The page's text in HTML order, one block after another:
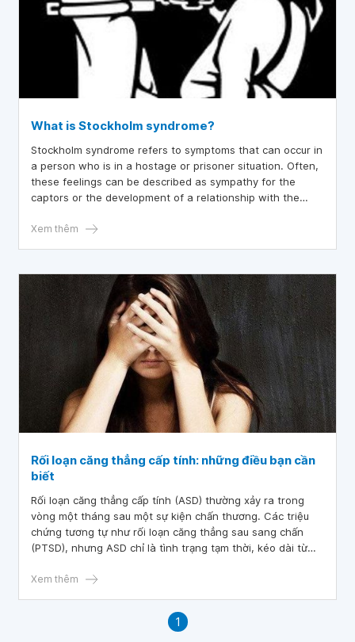
What is Stockholm syndrome?
Stockholm syndrome refers to symptoms that can occur in
a person who is in a hostage or prisoner situation. Often,
these feelings can be described as sympathy for the
captors or the development of a relationship with the
Xem thêm
Rối loạn căng thẳng cấp tính: những điều bạn cần
biết
Rối loạn căng thẳng cấp tính (ASD) thường xảy ra trong
vòng một tháng sau một sự kiện chấn thương. Các triệu
chứng tương tự như rối loạn căng thẳng sau sang chấn
(PTSD), nhưng ASD chỉ là tình trạng tạm thời, kéo dài từ
phát triển thành PTSD.
Xem thêm
1